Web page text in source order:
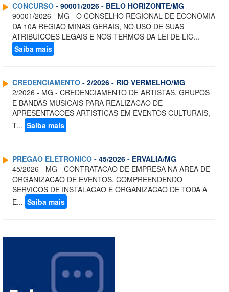
CONCURSO - 90001/2026 - BELO HORIZONTE/MG
90001/2026 - MG - O CONSELHO REGIONAL DE ECONOMIA
DA 10A REGIAO MINAS GERAIS, NO USO DE SUAS
ATRIBUICOES LEGAIS E NOS TERMOS DA LEI DE LIC...
Saiba mais
CREDENCIAMENTO - 2/2026 - RIO VERMELHO/MG
2/2026 - MG - CREDENCIAMENTO DE ARTISTAS, GRUPOS
E BANDAS MUSICAIS PARA REALIZACAO DE
APRESENTACOES ARTISTICAS EM EVENTOS CULTURAIS,
T... Saiba mais
PREGAO ELETRONICO - 45/2026 - ERVALIA/MG
45/2026 - MG - CONTRATACAO DE EMPRESA NA AREA DE
ORGANIZACAO DE EVENTOS, COMPREENDENDO
SERVICOS DE INSTALACAO E ORGANIZACAO DE TODA A
E... Saiba mais